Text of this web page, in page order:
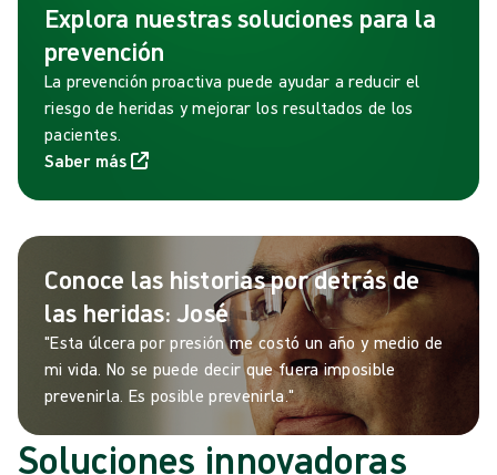
Explora nuestras soluciones para la
prevención
La prevención proactiva puede ayudar a reducir el
riesgo de heridas y mejorar los resultados de los
pacientes.
Saber más
Conoce las historias por detrás de
las heridas: José
"Esta úlcera por presión me costó un año y medio de
mi vida. No se puede decir que fuera imposible
prevenirla. Es posible prevenirla."
Soluciones innovadoras